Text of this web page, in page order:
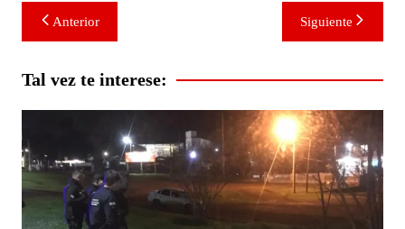
Navegación
de
entradas
Anterior Siguiente
Tal vez te interese: